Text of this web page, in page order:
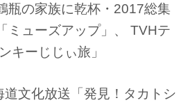
の家族に乾杯・2017総集
ミューズアップ」、 TVHテ
キーじじぃ旅」
文化放送「発見！タカトシ